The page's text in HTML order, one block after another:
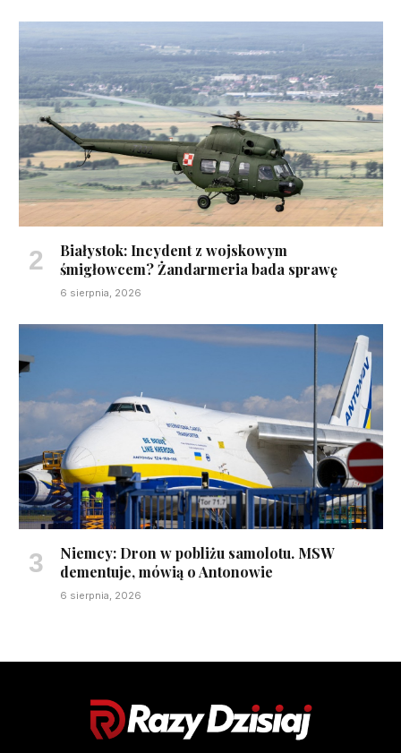
Białystok: Incydent z wojskowym
śmigłowcem? Żandarmeria bada sprawę
6 sierpnia, 2026
Niemcy: Dron w pobliżu samolotu. MSW
dementuje, mówią o Antonowie
6 sierpnia, 2026